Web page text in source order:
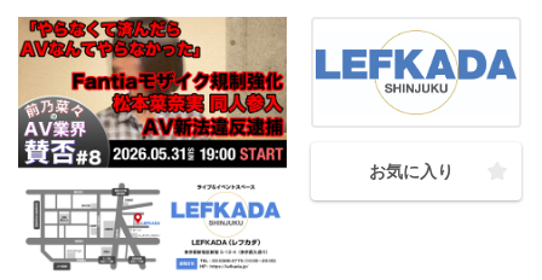
お気に入り